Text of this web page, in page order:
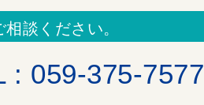
談ください。
: 059-375-7577